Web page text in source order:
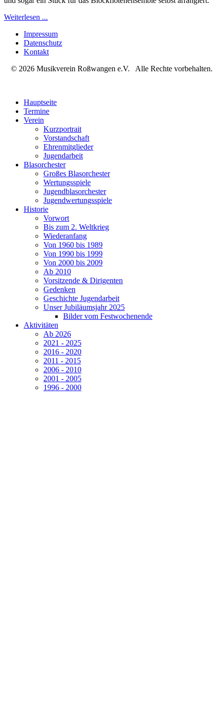
Weiterlesen ...
Impressum
Datenschutz
Kontakt
© 2026 Musikverein Roßwangen e.V. Alle Rechte vorbehalten.
Hauptseite
Termine
Verein
Kurzportrait
Vorstandschaft
Ehrenmitglieder
Jugendarbeit
Blasorchester
Großes Blasorchester
Wertungsspiele
Jugendblasorchester
Jugendwertungsspiele
Historie
Vorwort
Bis zum 2. Weltkrieg
Wiederanfang
Von 1960 bis 1989
Von 1990 bis 1999
Von 2000 bis 2009
Ab 2010
Vorsitzende & Dirigenten
Gedenken
Geschichte Jugendarbeit
Unser Jubiläumsjahr 2025
Bilder vom Festwochenende
Aktivitäten
Ab 2026
2021 - 2025
2016 - 2020
2011 - 2015
2006 - 2010
2001 - 2005
1996 - 2000